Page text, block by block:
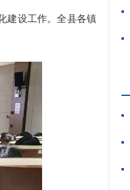
建设工作。全县各镇